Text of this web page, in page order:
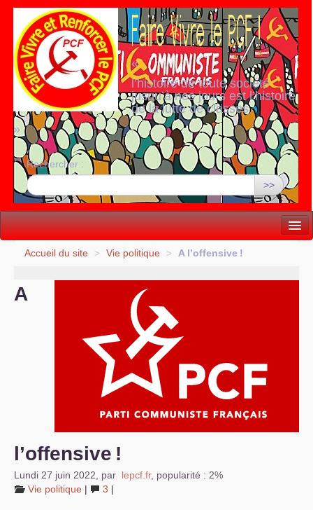
«
l’histoire de toute société
jusqu’à nos jours est l’histoire
de la lutte de classes
»
Rechercher :
>>
Vie politique
Accueil du site > Vie politique > A l’offensive !
A
l’offensive !
Lundi 27 juin 2022 par lepcf.fr, popularité : 2%
Vie politique | 3 |